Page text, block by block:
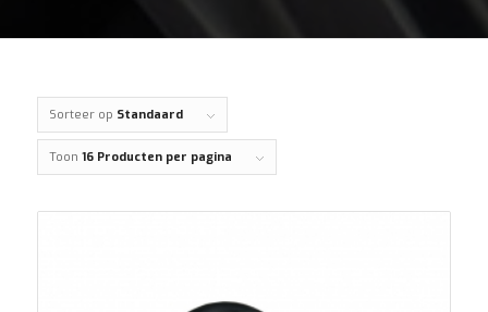
Sorteer op Standaard
Toon 16 Producten per pagina